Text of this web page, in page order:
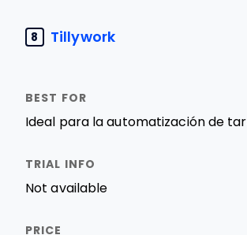
8 Tillywork
Ideal para la automatización de
Not available